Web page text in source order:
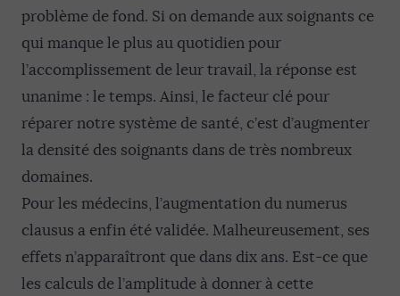
problème de fond. Si on demande aux soignants ce
qui manque le plus au quotidien pour
l’accomplissement de leur travail, la réponse est
unanime : le temps. Ainsi, le facteur clé pour
réparer notre système de santé, c’est d’augmenter
la densité des soignants dans de très nombreux
domaines.
Pour les médecins, l’augmentation du numerus
clausus a enfin été validée. Malheureusement, ses
effets n’apparaîtront que dans dix ans. Est-ce que
les calculs de l’amplitude à donner à cette